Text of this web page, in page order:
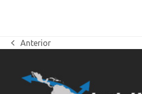
previous
Anterior